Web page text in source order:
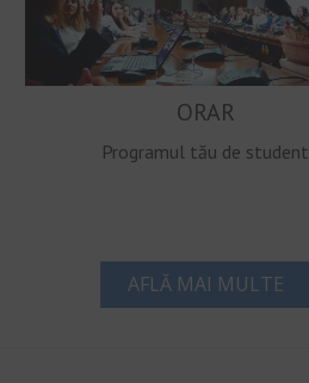
ORAR
Programul tău de student
AFLĂ MAI MULTE